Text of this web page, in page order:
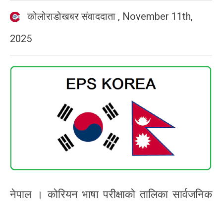
कोलोराडोखबर संवाददाता , November 11th,
2025
नेपाल । कोरियन भाषा परीक्षाको तालिका सार्वजनिक